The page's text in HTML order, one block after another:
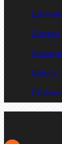
Шплинты
Шпонки
Штифты